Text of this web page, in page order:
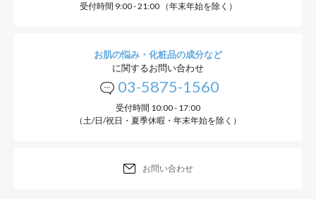
受付時間 9:00 - 21:00 （年末年始を除く）
お肌の悩み・化粧品の成分など
に関するお問い合わせ
03-5875-1560
受付時間 10:00 - 17:00
（土/日/祝日・夏季休暇・年末年始を除く）
お問い合わせ